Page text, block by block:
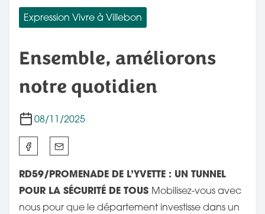
Expression Vivre à Villebon
Ensemble, améliorons
notre quotidien
08/11/2025
r
t
a
RD59/PROMENADE DE L’YVETTE : UN TUNNEL
POUR LA SÉCURITÉ DE TOUS Mobilisez-vous avec
nous pour que le département investisse dans un